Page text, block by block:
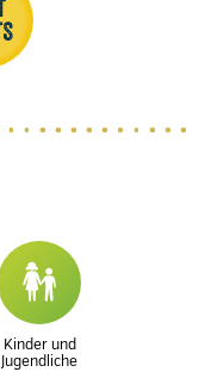
Kinder und
Jugendliche